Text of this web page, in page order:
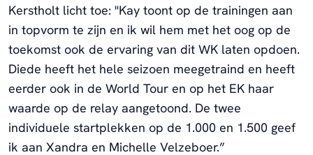
Kerstholt licht toe: "Kay toont op de trainingen aan
in topvorm te zijn en ik wil hem met het oog op de
toekomst ook de ervaring van dit WK laten opdoen.
Diede heeft het hele seizoen meegetraind en heeft
eerder ook in de World Tour en op het EK haar
waarde op de relay aangetoond. De twee
individuele startplekken op de 1.000 en 1.500 geef
ik aan Xandra en Michelle Velzeboer.”